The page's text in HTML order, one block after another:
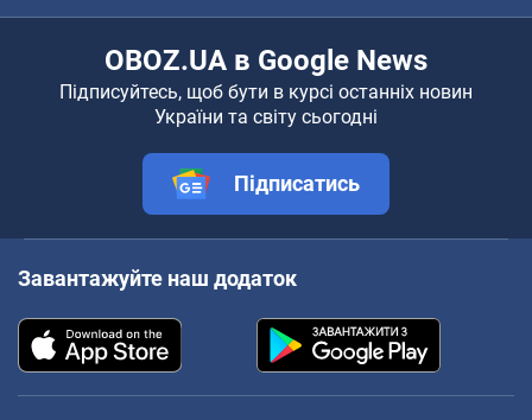
OBOZ.UA в Google News
Підписуйтесь, щоб бути в курсі останніх новин
України та світу сьогодні
Підписатись
Завантажуйте наш додаток